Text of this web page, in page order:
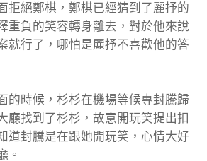
拒絕鄭棋，鄭棋已經猜到了麗抒的
重負的笑容轉身離去，對於他來說
就行了，哪怕是麗抒不喜歡他的答
時候，杉杉在機場等候專封騰歸
廳找到了杉杉，故意開玩笑提出扣
道封騰是在跟她開玩笑，心情大好
。